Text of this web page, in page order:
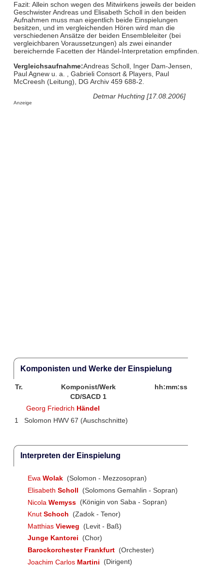
Fazit: Allein schon wegen des Mitwirkens jeweils der beiden
Geschwister Andreas und Elisabeth Scholl in den beiden
Aufnahmen muss man eigentlich beide Einspielungen
besitzen, und im vergleichenden Hören wird man die
verschiedenen Ansätze der beiden Ensembleleiter (bei
vergleichbaren Voraussetzungen) als zwei einander
bereichernde Facetten der Händel-Interpretation empfinden.
Vergleichsaufnahme:Andreas Scholl, Inger Dam-Jensen,
Paul Agnew u. a. , Gabrieli Consort & Players, Paul
McCreesh (Leitung), DG Archiv 459 688-2.
Detmar Huchting [17.08.2006]
Anzeige
Komponisten und Werke der Einspielung
Tr. Komponist/Werk
hh:mm:ss
CD/SACD 1
Georg Friedrich Händel
1
Solomon HWV 67 (Auschschnitte)
Interpreten der Einspielung
Ewa Wolak (Solomon - Mezzosopran)
Elisabeth Scholl
(Solomons Gemahlin - Sopran)
Nicola Wemyss (Königin von Saba - Sopran)
Knut Schoch
(Zadok - Tenor)
Matthias Vieweg
(Levit - Baß)
Junge Kantorei
(Chor)
Barockorchester Frankfurt (Orchester)
Joachim Carlos Martini (Dirigent)